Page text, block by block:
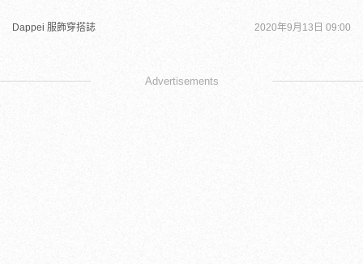
Dappei 服飾穿搭誌 2020年9月13日 09:00
Advertisements